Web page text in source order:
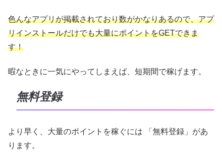
色んなアプリが掲載されており数がかなりあるので、アプ
リインストールだけでも大量にポイントをGETできま
す！
暇なときに一気にやってしまえば、短期間で稼げます。
無料登録
より早く、大量のポイントを稼ぐには 「無料登録」があ
ります。